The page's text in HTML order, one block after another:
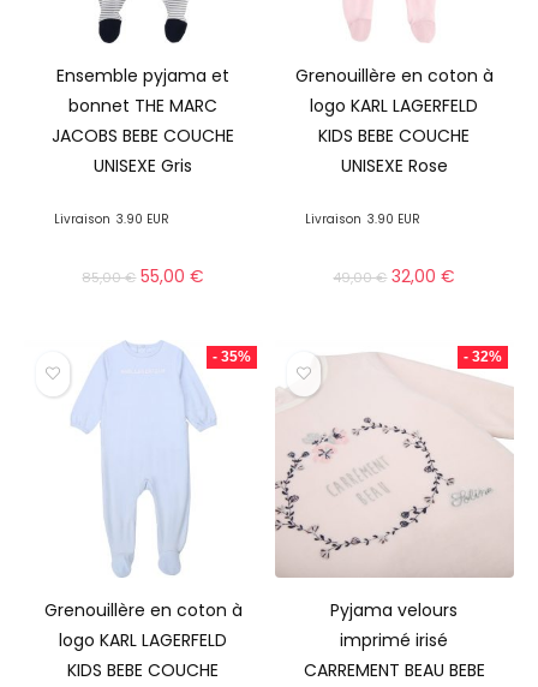
Ensemble pyjama et
bonnet THE MARC
JACOBS BEBE COUCHE
UNISEXE Gris
Livraison 3.90 EUR
85,00€ 55,00€
Grenouillère en coton à
logo KARL LAGERFELD
KIDS BEBE COUCHE
UNISEXE Rose
Livraison 3.90 EUR
49,00€ 32,00€
- 35%
Grenouillère en coton à
logo KARL LAGERFELD
KIDS BEBE COUCHE
- 32%
Pyjama velours
imprimé irisé
CARREMENT BEAU BEBE